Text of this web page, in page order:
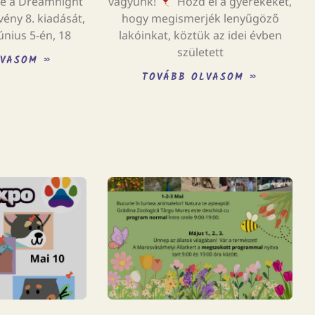
8. kiadását,
5-én, 18
»
hogy megismerjék lenyűgöző
lakóinkat, köztük az idei évben
született
TOVÁBB OLVASOM »